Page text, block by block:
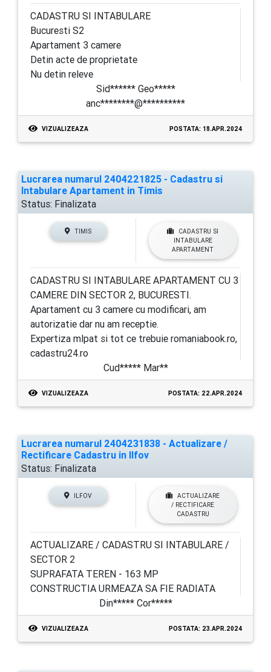
CADASTRU SI INTABULARE
Bucuresti S2
Apartament 3 camere
Detin acte de proprietate
Nu detin releve
Sid****** Geo*****
anc********@**********
VIZUALIZEAZA POSTATA: 18.APR.2024
Lucrarea numarul 2404221825 - Cadastru si
Intabulare Apartament in Timis
Status: Finalizata
TIMIS
CADASTRU SI
INTABULARE
APARTAMENT
CADASTRU SI INTABULARE APARTAMENT CU 3
CAMERE DIN SECTOR 2, BUCURESTI.
Apartament cu 3 camere cu modificari, am
autorizatie dar nu am receptie.
Expertiza mlpat si tot ce trebuie romaniabook.ro,
cadastru24.ro
Cud***** Mar**
VIZUALIZEAZA POSTATA: 22.APR.2024
Lucrarea numarul 2404231838 - Actualizare /
Rectificare Cadastru in Ilfov
Status: Finalizata
ILFOV
ACTUALIZARE
/ RECTIFICARE
CADASTRU
ACTUALIZARE / CADASTRU SI INTABULARE /
SECTOR 2
SUPRAFATA TEREN - 163 MP
CONSTRUCTIA URMEAZA SA FIE RADIATA
Din***** Cor*****
VIZUALIZEAZA POSTATA: 23.APR.2024